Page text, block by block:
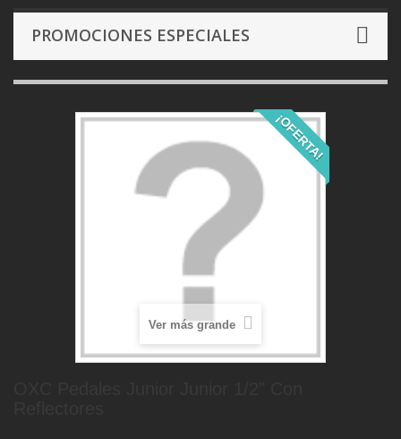
PROMOCIONES ESPECIALES
¡OFERTA!
Ver más grande